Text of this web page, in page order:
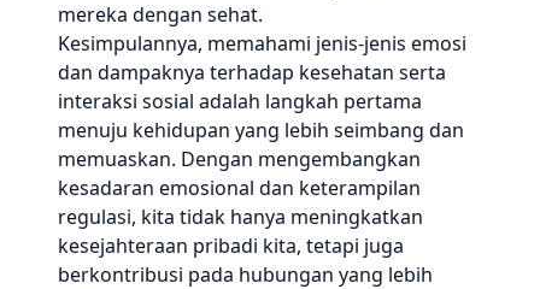
mereka dengan sehat.
Kesimpulannya, memahami jenis-jenis emosi
dan dampaknya terhadap kesehatan serta
interaksi sosial adalah langkah pertama
menuju kehidupan yang lebih seimbang dan
memuaskan. Dengan mengembangkan
kesadaran emosional dan keterampilan
regulasi, kita tidak hanya meningkatkan
kesejahteraan pribadi kita, tetapi juga
berkontribusi pada hubungan yang lebih